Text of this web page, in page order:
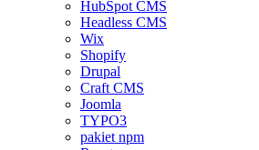
HubSpot CMS
Headless CMS
Wix
Shopify
Drupal
Craft CMS
Joomla
TYPO3
pakiet npm